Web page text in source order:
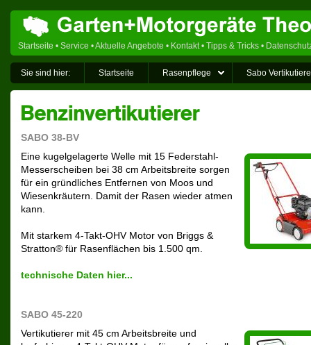
Startseite • Service •Aktuelle Angebote • Kontakt• Tipps & Tricks •
Sie sind hier: Startseite Rasenpflege Sabo
SABO 38-BV
Eine kugelgelagerte Welle mit 15 Federstahl-
Messerscheiben bei 38 cm Arbeitsbreite sorgen
für ein gründliches Entfernen von Moos und
Wiesenkräutern. Damit der Rasen wieder atmen
kann.
Mit starkem 4-Takt-OHV Motor von Briggs &
Stratton® für Rasenflächen bis 1.500 qm.
technische Daten hier...
SABO 45-220
Vertikutierer mit 45 cm Arbeitsbreite und